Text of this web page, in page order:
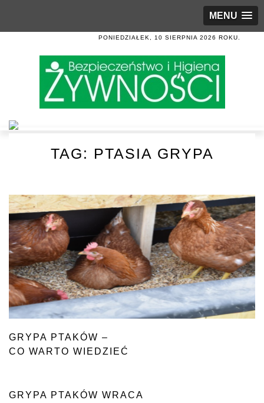
MENU
PONIEDZIAŁEK, 10 SIERPNIA 2026 ROKU.
TAG: PTASIA GRYPA
GRYPA PTAKÓW –
CO WARTO WIEDZIEĆ
GRYPA PTAKÓW WRACA